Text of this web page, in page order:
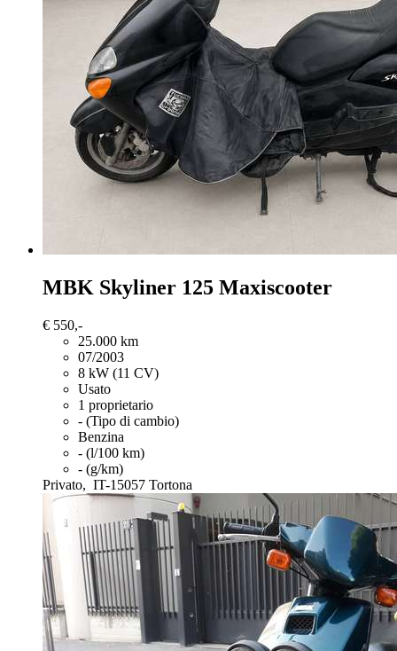
MBK Skyliner 125 Maxiscooter
€ 550,-
25.000 km
07/2003
8 kW (11 CV)
Usato
1 proprietario
- (Tipo di cambio)
Benzina
- (l/100 km)
- (g/km)
Privato, IT-15057 Tortona